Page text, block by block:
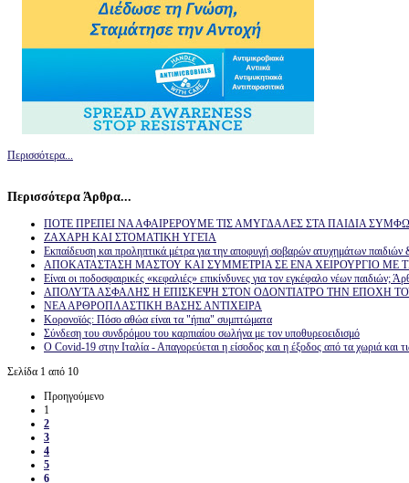
Περισσότερα...
Περισσότερα Άρθρα...
ΠΟΤΕ ΠΡΕΠΕΙ ΝΑ ΑΦΑΙΡΕΡΟΥΜΕ ΤΙΣ ΑΜΥΓΔΑΛΕΣ ΣΤΑ ΠΑΙΔΙΑ
ΖΑΧΑΡΗ ΚΑΙ ΣΤΟΜΑΤΙΚΗ ΥΓΕΊΑ
Εκπαίδευση και προληπτικά μέτρα για την αποφυγή σοβαρών ατυχημάτων
ΑΠΟΚΑΤΑΣΤΑΣΗ ΜΑΣΤΟΥ ΚΑΙ ΣΥΜΜΕΤΡΙΑ ΣΕ ΕΝΑ ΧΕΙΡΟΥΡΓΙΟ ΜΕ
Είναι οι ποδοσφαιρικές «κεφαλιές» επικίνδυνες για τον εγκέφαλο νέων παιδιών;
ΑΠΟΛΥΤΑ ΑΣΦΑΛΗΣ Η ΕΠΙΣΚΕΨΗ ΣΤΟΝ ΟΔΟΝΤΙΑΤΡΟ ΤΗΝ ΕΠΟΧΗ
ΝΕΑ ΑΡΘΡΟΠΛΑΣΤΙΚΗ ΒΑΣΗΣ ΑΝΤΙΧΕΙΡΑ
Κορονοϊός: Πόσο αθώα είναι τα "ήπια" συμπτώματα
Σύνδεση του συνδρόμου του καρπιαίου σωλήνα με τον υποθυρεοειδισμό
Ο Covid-19 στην Ιταλία - Απαγορεύεται η είσοδος και η έξοδος από τα χωριά και
Σελίδα 1 από 10
Προηγούμενο
1
2
3
4
5
6